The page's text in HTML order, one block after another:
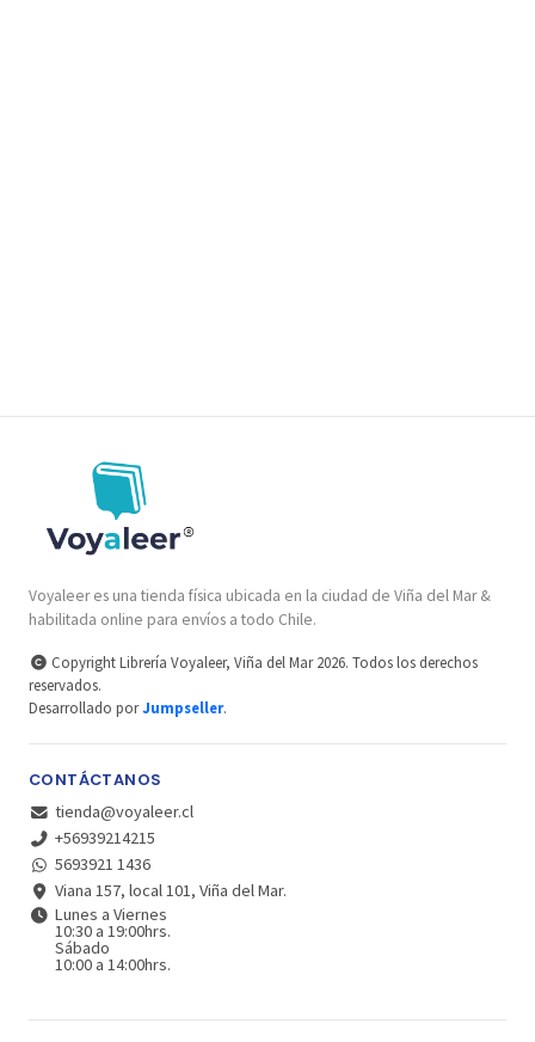
Voyaleer es una tienda física ubicada en la ciudad de Viña del Mar &
habilitada online para envíos a todo Chile.
Copyright Librería Voyaleer, Viña del Mar 2026. Todos los derechos
reservados.
Desarrollado porJumpseller.
CONTÁCTANOS
tienda@voyaleer.cl
+56939214215
5693921 1436
Viana 157, local 101, Viña del Mar.
Lunes a Viernes
10:30 a 19:00hrs.
Sábado
10:00 a 14:00hrs.